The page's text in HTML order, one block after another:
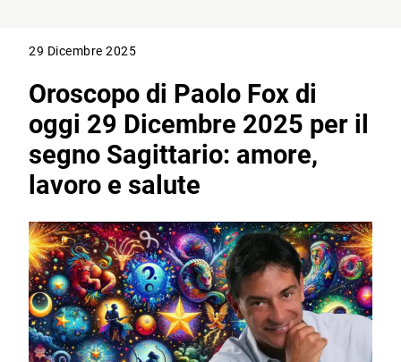
29 Dicembre 2025
Oroscopo di Paolo Fox di
oggi 29 Dicembre 2025 per il
segno Sagittario: amore,
lavoro e salute